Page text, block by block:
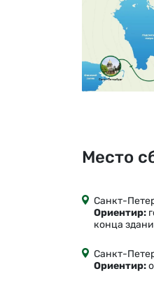
Место
Санкт-
Ориентир:
конца
Санкт-
Ориентир: